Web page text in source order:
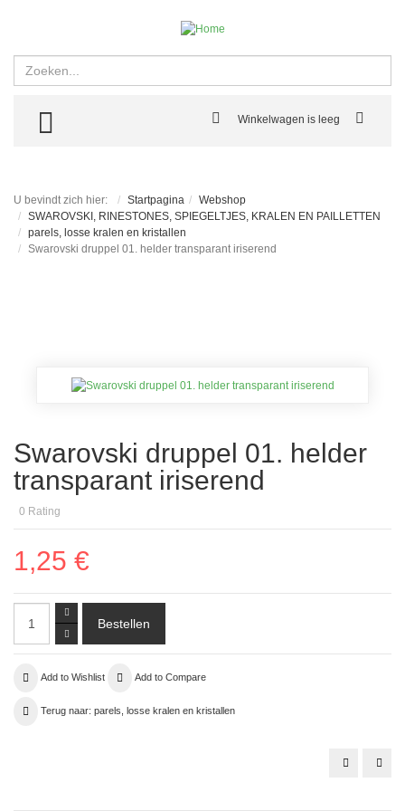
TOGGLE MENUWinkelwagen is leeg
U bevindt zich hier: Startpagina
Webshop
SWAROVSKI, RINESTONES, SPIEGELTJES, KRALEN EN PAILLETTEN
parels, losse kralen en kristallen
Swarovski druppel 01. helder transparant iriserend
Swarovski druppel 01. helder
transparant iriserend
0 Rating
1,25 €
Add to Wishlist Add to Compare
Terug naar: parels, losse kralen en kristallen
zoetwater